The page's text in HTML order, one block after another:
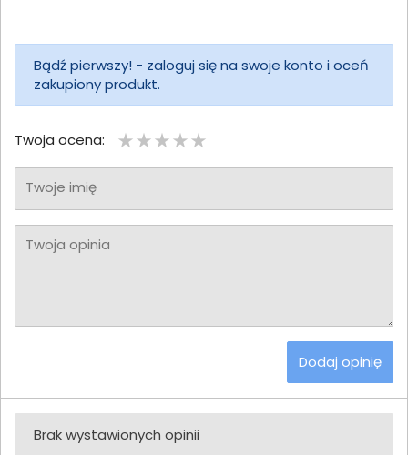
Bądź pierwszy! - zaloguj się na swoje konto i oceń
zakupiony produkt.
Twoja ocena:
Twoje imię
Twoja opinia
Dodaj opinię
Brak wystawionych opinii